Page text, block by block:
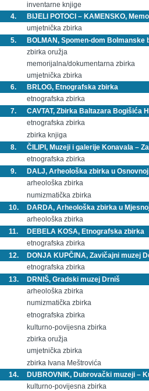
inventarne knjige
4.
BIJELI POTOCI – KAMENSKO,
umjetnička zbirka
5.
BOLMAN, Spomen-dom Bolmanske
zbirka oružja
memorijalna/dokumentarna zbirka
umjetnička zbirka
6.
BRLOG, Etnografska zbirka
etnografska zbirka
7.
CAVTAT, Zbirka Baltazara Bogišića
etnografska zbirka
zbirka knjiga
8.
ČILIPI, Muzeji i galerije Konavala –
etnografska zbirka
9.
DALJ, Arheološka zbirka u
arheološka zbirka
numizmatička zbirka
10.
DARDA, Arheološka zbirka u
arheološka zbirka
11.
DEBELA KOSA, Etnografska zbirka
etnografska zbirka
12.
DONJA KUPČINA, Zavičajni muzej
etnografska zbirka
13.
DRNIŠ, Gradski muzej Drniš
arheološka zbirka
numizmatička zbirka
etnografska zbirka
kulturno-povijesna zbirka
zbirka oružja
umjetnička zbirka
zbirka Ivana Meštrovića
14.
DUBROVNIK, Dubrovački muzeji –
kulturno-povijesna zbirka